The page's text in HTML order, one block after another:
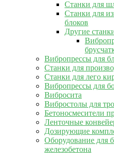
Станки для
Станки для
блоков
Другие
Вибропрессы для
Станки для
Станки для лего
Вибропрессы для
Вибросита
Вибростолы для
Бетоносмесители
Ленточные
Дозирующие
Оборудование для
железобетона